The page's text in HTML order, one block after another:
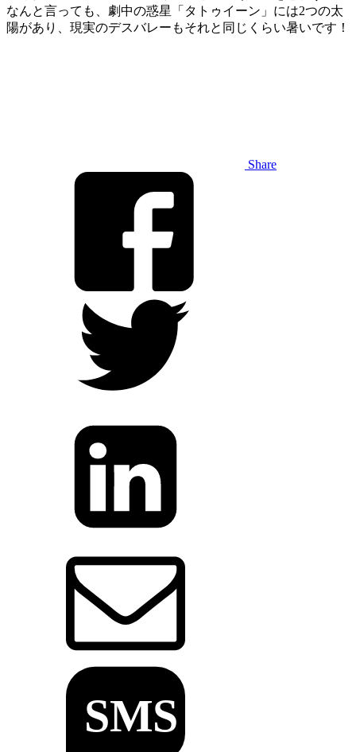
なんと言っても、劇中の惑星「タトゥイーン」には2つの太
陽があり、現実のデスバレーもそれと同じくらい暑いです！
Share